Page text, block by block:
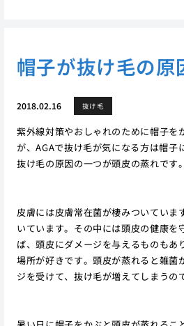
帽子が抜け毛の原
2018.02.16 抜け毛
紫外線対策やおしゃれのために帽子を
が、AGAで抜け毛が気になる方は帽子
抜け毛の原因の一つが頭皮の蒸れです。
皮膚には皮膚常在菌が棲みついていま
いています。その中には頭皮の健康を
ば、頭皮にダメージを与えるものもあ
場所が好きです。頭皮が蒸れると雑菌
ジを受けて、抜け毛が増えてしまうの